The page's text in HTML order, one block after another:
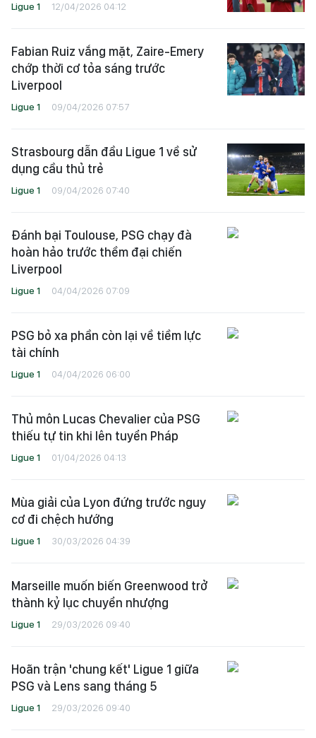
Ligue 1 12/04/2026 04:12
Fabian Ruiz vắng mặt, Zaire-Emery
chớp thời cơ tỏa sáng trước
Liverpool
Ligue 1 09/04/2026 07:57
Strasbourg dẫn đầu Ligue 1 về sử
dụng cầu thủ trẻ
Ligue 1 09/04/2026 07:40
Đánh bại Toulouse, PSG chạy đà
hoàn hảo trước thềm đại chiến
Liverpool
Ligue 1 04/04/2026 07:09
PSG bỏ xa phần còn lại về tiềm lực
tài chính
Ligue 1 04/04/2026 06:00
Thủ môn Lucas Chevalier của PSG
thiếu tự tin khi lên tuyển Pháp
Ligue 1 01/04/2026 04:13
Mùa giải của Lyon đứng trước nguy
cơ đi chệch hướng
Ligue 1 30/03/2026 04:39
Marseille muốn biến Greenwood trở
thành kỷ lục chuyển nhượng
Ligue 1 29/03/2026 09:40
Hoãn trận 'chung kết' Ligue 1 giữa
PSG và Lens sang tháng 5
Ligue 1 29/03/2026 09:40